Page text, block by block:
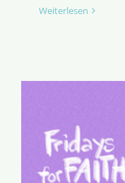
Weiterlesen